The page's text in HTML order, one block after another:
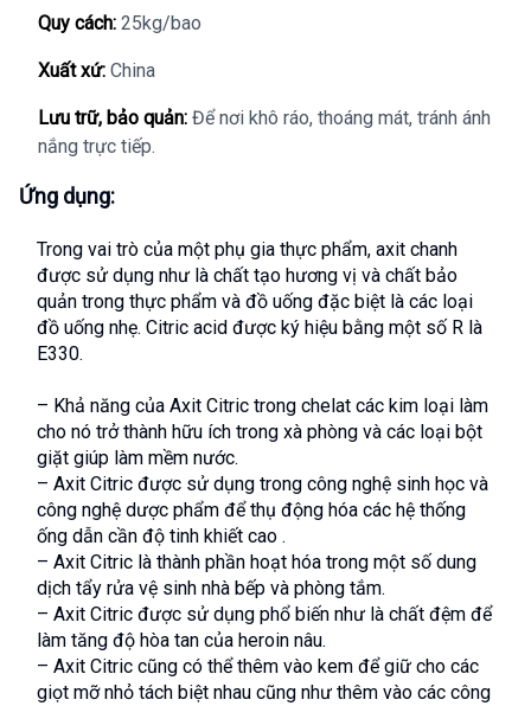
Quy cách: 25kg/bao
Xuất xứ: China
Lưu trữ, bảo quản: Để nơi khô ráo, thoáng mát, tránh ánh
nắng trực tiếp.
Ứng dụng:
Trong vai trò của một phụ gia thực phẩm, axit chanh
được sử dụng như là chất tạo hương vị và chất bảo
quản trong thực phẩm và đồ uống đặc biệt là các loại
đồ uống nhẹ. Citric acid được ký hiệu bằng một số R là
E330.
– Khả năng của Axit Citric trong chelat các kim loại làm
cho nó trở thành hữu ích trong xà phòng và các loại bột
giặt giúp làm mềm nước.
– Axit Citric được sử dụng trong công nghệ sinh học và
công nghệ dược phẩm để thụ động hóa các hệ thống
ống dẫn cần độ tinh khiết cao .
– Axit Citric là thành phần hoạt hóa trong một số dung
dịch tẩy rửa vệ sinh nhà bếp và phòng tắm.
– Axit Citric được sử dụng phổ biến như là chất đệm để
làm tăng độ hòa tan của heroin nâu.
– Axit Citric cũng có thể thêm vào kem để giữ cho các
giọt mỡ nhỏ tách biệt nhau cũng như thêm vào các công